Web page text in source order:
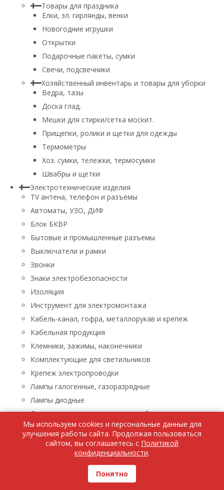
Товары для праздника
Елки, эл. гирлянды, венки
Новогодние игрушки
Открытки
Подарочные пакеты, сумки
Свечи, подсвечники
Хозяйственный инвентарь и товары для уборки
Ведра, тазы
Доска глад.
Мешки для стирки/сетка москит.
Прищепки, ролики и щетки для одежды
Термометры
Хоз. сумки, тележки, термосумки
Швабры и щетки
Электротехнические изделия
TV aнтена, телефон и разъемы
Автоматы, УЗО, ДИФ
Блок БКВР
Бытовые и промышленные разъемы
Выключатели и рамки
Звонки
Знаки электробезопасности
Изоляция
Инструмент для электромонтажа
Кабель-канал, гофра, металлорукав и крепеж
Кабельная продукция
Клемники, зажимы, наконечники
Комплектующие для светильников
Крепеж электропроводки
Лампы галогенные, газоразрядные
Лампы диодные
Лампы люминисцентные, энергосберегающие
Лампы накаливания
Лампы паяльные, лупы, паяльники, паяльные пасты
Ленты светодиодные
Люстры, бра, светильники
Бра, светильники
Мы используем cookies и персональные данные для
улучшения работы сайта. Продолжая пользоваться
сайтом, вы соглашаетесь с Политикой
конфиденциальности.
Понятно